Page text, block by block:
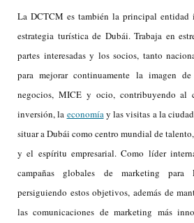
La DCTCM es también la principal entidad
estrategia turística de Dubái. Trabaja en
partes interesadas y los socios, tanto
para mejorar continuamente la imagen
negocios, MICE y ocio, contribuyendo al
inversión, la economíay las visitas a la
situar a Dubái como centro mundial de
y el espíritu empresarial. Como líder
campañas globales de marketing para
persiguiendo estos objetivos, además de
las comunicaciones de marketing más